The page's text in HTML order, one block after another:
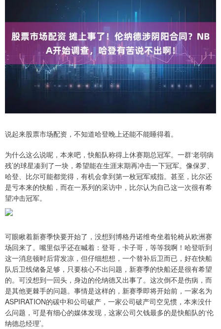
说起来股票市场配资，不知道哈登晚上还能不能睡得着。
为什么这么说呢，本来吧，快船队称得上休赛期总冠军。一群‘老弱病
残’的球星凑到了一块，希望能在生涯末期再冲击一下冠军。像保罗、
哈登、比尔可能都觉得，有机会拿到第一枚冠军戒指。甚至，比尔还
是亏本来的快船，而在一系列的采访中，比尔认为自己这一次很有希
望冲击冠军。
可眼瞅着新赛季快要开始了，没想到博格丹诺维奇坐着轮椅从欧洲赛
场回来了。嘴里似乎还在喊着：登哥，卡子哥，等等我啊！哈登听到
这一消息顿时后背发凉，但仔细想想，一个替补后卫而已，好在快船
队后卫线储备足够，只要核心不出问题，新赛季的快船还是很有希望
的。可没想到一回头，身边的伦纳德又出事了。这次倒不是伤病，而
是其他更棘手的问题。事情是这样的，新赛季即将开始前，一家名为
ASPIRATION的碳中和公司破产，一家公司破产司空见惯，本来没什
么问题，可是有细心的媒体发现，这家公司欠钱最多的是快船队的‘伦
纳德总经理’。